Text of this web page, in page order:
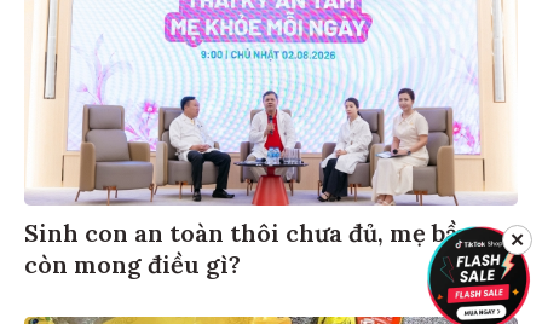
Sinh con an toàn thôi chưa đủ, mẹ bầu
còn mong điều gì?
✕